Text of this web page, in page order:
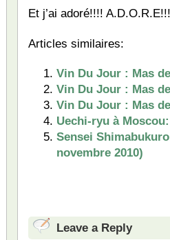
Et j’ai adoré!!!!
Articles similaires:
Vin Du Jour : Mas
Vin Du Jour : Mas
Vin Du Jour : Mas
Uechi-ryu à
Sensei
novembre 2010)
Leave a Reply